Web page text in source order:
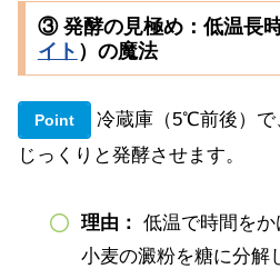
③ 発酵の見極め：低温長
イト ）の魔法
Point
冷蔵庫（5℃前後）で
じっくりと発酵させます。
理由 ： 低温で時間を
小麦の澱粉を糖に分解